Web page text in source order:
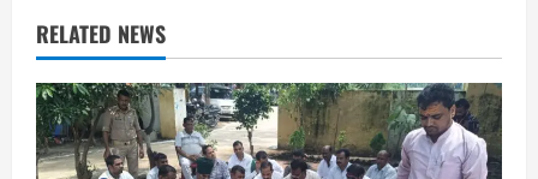
RELATED NEWS